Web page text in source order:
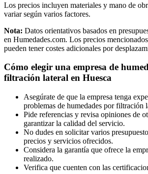
Los precios incluyen materiales y mano de
variar según varios factores.
Nota: Datos orientativos basados en
en Humedades.com. Los precios
pueden tener costes adicionales por
Cómo elegir una empresa de
filtración lateral en Huesca
Asegúrate de que la empresa tenga
problemas de humedades por filtración
Pide referencias y revisa opiniones de
garantizar la calidad del servicio.
No dudes en solicitar varios
precios y servicios ofrecidos.
Considera la garantía que ofrece la
realizado.
Verifica que cuenten con las